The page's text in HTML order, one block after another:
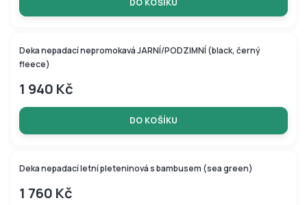
DO KOŠÍKU
Tip
Deka nepadací nepromokavá JARNÍ/PODZIMNÍ (black, černý
fleece)
1 940 Kč
DO KOŠÍKU
BAMBUSOVÁ KOLEKCE
Deka nepadací letní pleteninová s bambusem (sea green)
1 760 Kč